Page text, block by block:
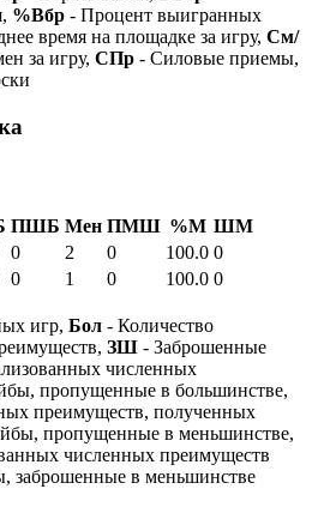
%Вбр - Процент выигранных
время на площадке за игру, См/
за игру, СПр - Силовые приемы,
ПШБ Мен ПМШ %М ШМ
0 2 0 100.0 0
0 1 0 100.0 0
игр, Бол - Количество
ЗШ - Заброшенные
численных
пропущенные в большинстве,
преимуществ, полученных
пропущенные в меньшинстве,
численных преимуществ
заброшенные в меньшинстве